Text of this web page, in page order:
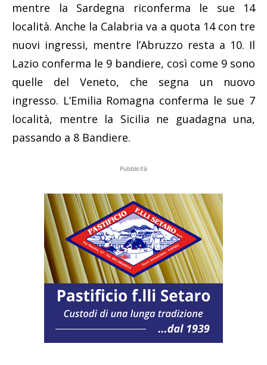
mentre la Sardegna riconferma le sue 14
località. Anche la Calabria va a quota 14 con tre
nuovi ingressi, mentre l’Abruzzo resta a 10. Il
Lazio conferma le 9 bandiere, così come 9 sono
quelle del Veneto, che segna un nuovo
ingresso. L’Emilia Romagna conferma le sue 7
località, mentre la Sicilia ne guadagna una,
passando a 8 Bandiere.
Pubblicità